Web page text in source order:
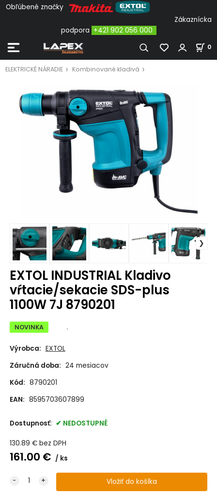
Obľúbené značky
Zákaznícka
podpora +421 902 056 000
0
ELEKTRICKÉ NÁRADIE Kombinované kladivá
EXTOL INDUSTRIAL Kladivo
vŕtacie/sekacie SDS-plus
1100W 7J 8790201
NOVINKA .
Výrobca: EXTOL
Záručná doba: 24 mesiacov
Kód: 8790201
EAN: 8595703607899
Dostupnosť: NEDOSTUPNÉ
130.89 € bez DPH
161.00 € ks